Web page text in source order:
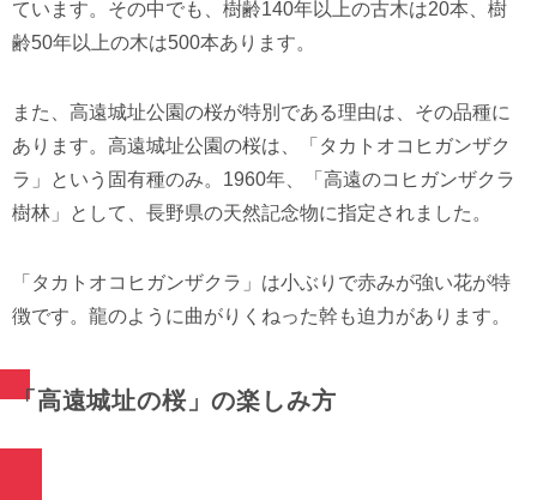
ています。その中でも、樹齢140年以上の古木は20本、樹
齢50年以上の木は500本あります。
また、高遠城址公園の桜が特別である理由は、その品種に
あります。高遠城址公園の桜は、「タカトオコヒガンザク
ラ」という固有種のみ。1960年、「高遠のコヒガンザクラ
樹林」として、長野県の天然記念物に指定されました。
「タカトオコヒガンザクラ」は小ぶりで赤みが強い花が特
徴です。龍のように曲がりくねった幹も迫力があります。
「高遠城址の桜」の楽しみ方